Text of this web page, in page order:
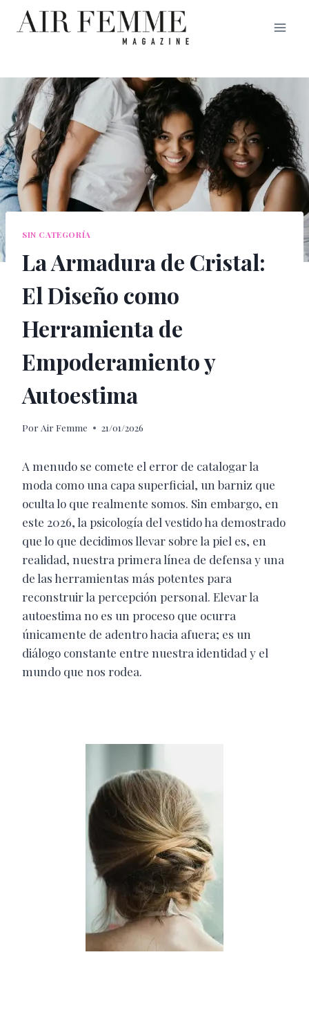
Saltar
SIN CATEGORÍA
La Armadura de Cristal:
El Diseño como
Herramienta de
Empoderamiento y
Autoestima
Por Air Femme 21/01/2026
A menudo se comete el error de catalogar la
moda como una capa superficial, un barniz que
oculta lo que realmente somos. Sin embargo, en
este 2026, la psicología del vestido ha demostrado
que lo que decidimos llevar sobre la piel es, en
realidad, nuestra primera línea de defensa y una
de las herramientas más potentes para
reconstruir la percepción personal. Elevar la
autoestima no es un proceso que ocurra
únicamente de adentro hacia afuera; es un
diálogo constante entre nuestra identidad y el
mundo que nos rodea.